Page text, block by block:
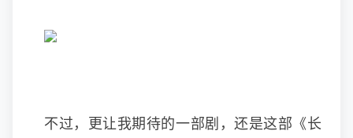
不过，更让我期待的一部剧，还是这部《长